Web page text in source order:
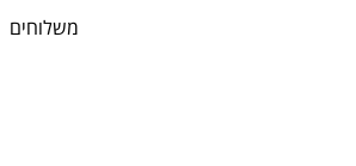
משלוחים